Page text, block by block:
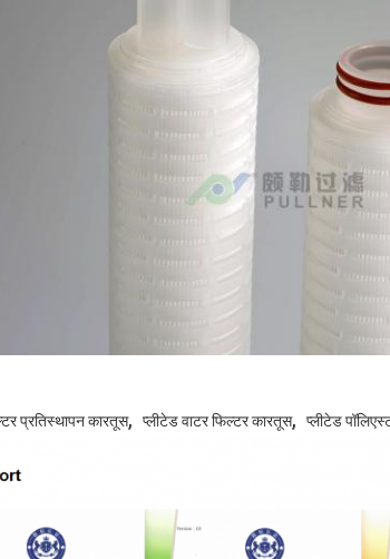
प्रतिस्थापन कारतूस, प्लीटेड वाटर फिल्टर कारतूस, प्लीटेड